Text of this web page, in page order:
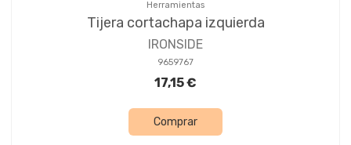
Herramientas
Tijera cortachapa izquierda
IRONSIDE
9659767
17,15 €
Comprar